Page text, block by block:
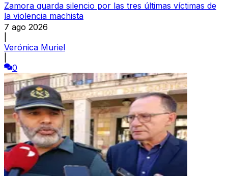
Zamora guarda silencio por las tres últimas víctimas de
la violencia machista
7 ago 2026
Verónica Muriel
0